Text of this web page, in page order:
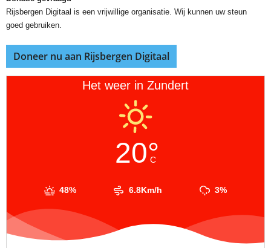
Rijsbergen Digitaal is een vrijwillige organisatie. Wij kunnen uw steun
goed gebruiken.
Doneer nu aan Rijsbergen Digitaal
Het weer in Zundert
20°
C
48% 6.8Km/h 3%